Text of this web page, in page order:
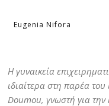
Eugenia Nifora
Η γυναικεία
ιδιαίτερα στη παρέα
Doumou, γνωστή για